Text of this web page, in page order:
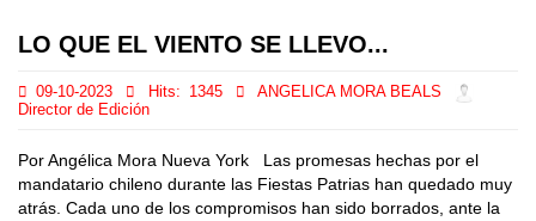
LO QUE EL VIENTO SE LLEVO...
09-10-2023 Hits: 1345
ANGELICA MORA BEALS
Director de Edición
Por Angélica Mora Nueva York Las promesas hechas por el
mandatario chileno durante las Fiestas Patrias han quedado muy
atrás. Cada uno de los compromisos han sido borrados, ante la